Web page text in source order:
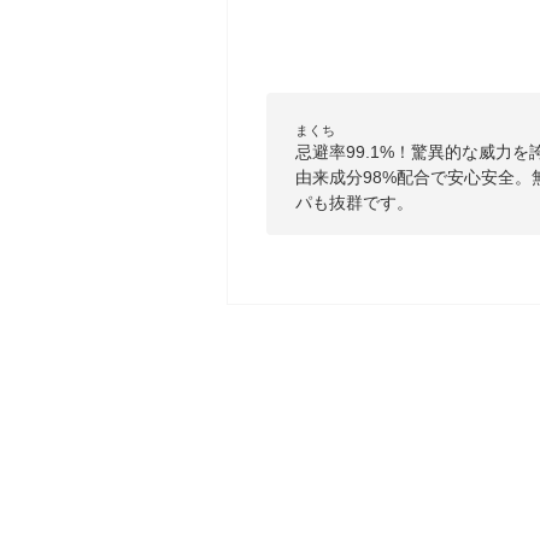
まくち
忌避率99.1%！驚異的な威力を
由来成分98%配合で安心安全
パも抜群です。